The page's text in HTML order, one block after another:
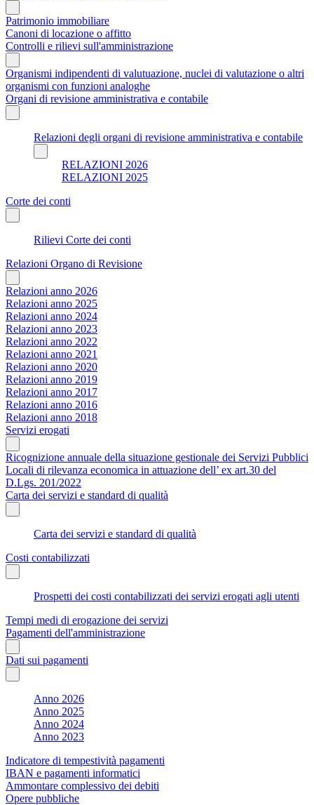
Patrimonio immobiliare
Canoni di locazione o affitto
Controlli e rilievi sull'amministrazione
Organismi indipendenti di valutuazione, nuclei di valutazione o altri
organismi con funzioni analoghe
Organi di revisione amministrativa e contabile
Relazioni degli organi di revisione amministrativa e contabile
RELAZIONI 2026
RELAZIONI 2025
Corte dei conti
Rilievi Corte dei conti
Relazioni Organo di Revisione
Relazioni anno 2026
Relazioni anno 2025
Relazioni anno 2024
Relazioni anno 2023
Relazioni anno 2022
Relazioni anno 2021
Relazioni anno 2020
Relazioni anno 2019
Relazioni anno 2017
Relazioni anno 2016
Relazioni anno 2018
Servizi erogati
Ricognizione annuale della situazione gestionale dei Servizi Pubblici
Locali di rilevanza economica in attuazione dell’ ex art.30 del
D.Lgs. 201/2022
Carta dei servizi e standard di qualità
Carta dei servizi e standard di qualità
Costi contabilizzati
Prospetti dei costi contabilizzati dei servizi erogati agli utenti
Tempi medi di erogazione dei servizi
Pagamenti dell'amministrazione
Dati sui pagamenti
Anno 2026
Anno 2025
Anno 2024
Anno 2023
Indicatore di tempestività pagamenti
IBAN e pagamenti informatici
Ammontare complessivo dei debiti
Opere pubbliche